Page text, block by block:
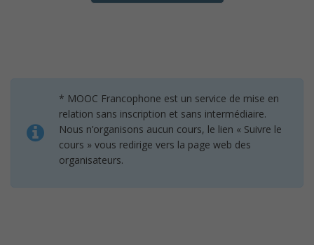
* MOOC Francophone est un service de mise en
relation sans inscription et sans intermédiaire.
Nous n’organisons aucun cours, le lien « Suivre le
cours » vous redirige vers la page web des
organisateurs.